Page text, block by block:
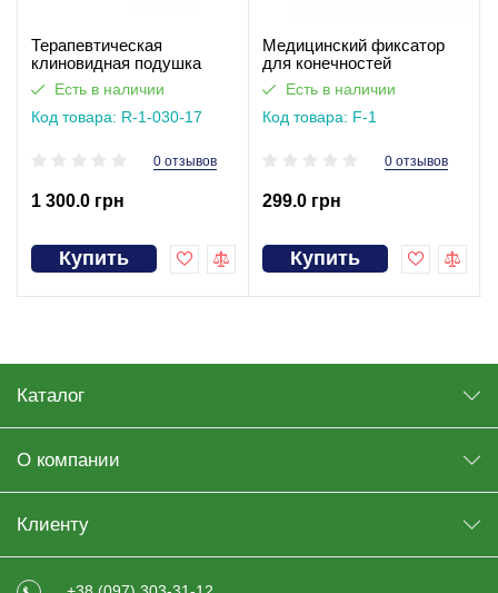
Терапевтическая
клиновидная подушка
рефлюкс при изжоге 17 см
Есть в наличии
Код товара: R-1-030-17
0 отзывов
1 300.0 грн
Купить
Медицинский фиксатор
для конечностей
Есть в наличии
Код товара: F-1
0 отзывов
299.0 грн
Купить
Каталог
О компании
Клиенту